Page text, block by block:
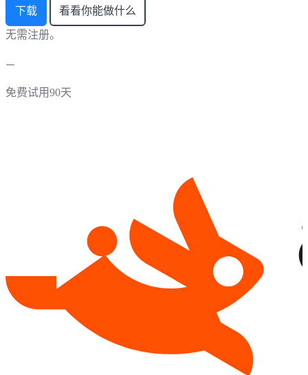
下载 看看你能做什么
无需注册。
免费试用90天